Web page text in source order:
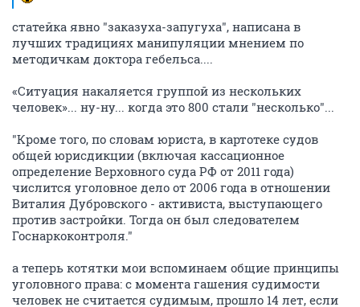
статейка явно "заказуха-запугуха", написана в
лучших традициях манипуляции мнением по
методичкам доктора гебельса....
«Ситуация накаляется группой из нескольких
человек»... ну-ну... когда это 800 стали "несколько"...
"Кроме того, по словам юриста, в картотеке судов
общей юрисдикции (включая кассационное
определение Верховного суда РФ от 2011 года)
числится уголовное дело от 2006 года в отношении
Виталия Дубровского - активиста, выступающего
против застройки. Тогда он был следователем
Госнаркоконтроля."
а теперь котятки мои вспоминаем общие принципы
уголовного права: с момента гашения судимости
человек не считается судимым, прошло 14 лет, если